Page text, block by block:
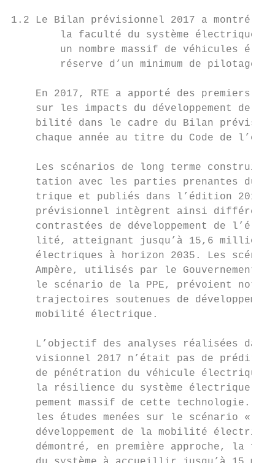
1.2 Le Bilan prévisionnel 2017 a montré
la faculté du système électrique à
un nombre massif de véhicules
réserve d’un minimum de pilotage
En 2017, RTE a apporté des premiers
sur les impacts du développement de
bilité dans le cadre du Bilan
chaque année au titre du Code de
Les scénarios de long terme
tation avec les parties prenantes du
trique et publiés dans l’édition 2017
prévisionnel intègrent ainsi
contrastées de développement de
lité, atteignant jusqu’à 15,6
électriques à horizon 2035. Les
Ampère, utilisés par le Gouvernement
le scénario de la PPE, prévoient
trajectoires soutenues de
mobilité électrique.
L’objectif des analyses réalisées
visionnel 2017 n’était pas de prédire
de pénétration du véhicule électrique
la résilience du système électrique à
pement massif de cette technologie.
les études menées sur le scénario «
développement de la mobilité
démontré, en première approche, la